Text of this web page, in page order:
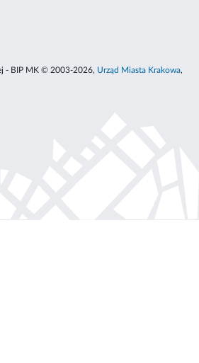
- BIP MK © 2003-2026, Urząd Miasta Krakowa,